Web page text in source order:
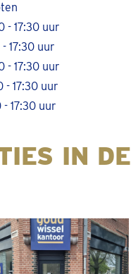
- 17:30 uur
17:30 uur
- 17:30 uur
- 17:30 uur
17:30 uur
IN